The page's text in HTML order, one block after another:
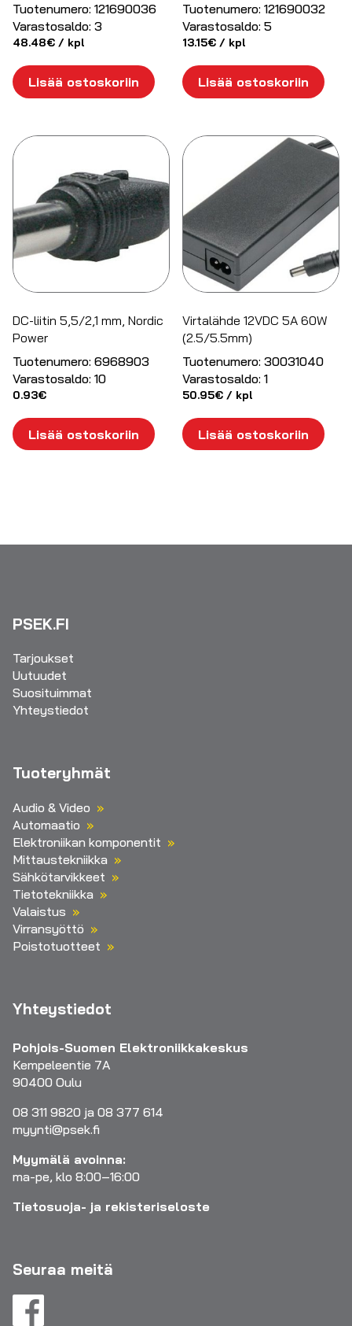
Tuotenumero: 121690036
Varastosaldo: 3
48.48€ / kpl
Lisää ostoskoriin
Tuotenumero: 121690032
Varastosaldo: 5
13.15€ / kpl
Lisää ostoskoriin
DC-liitin 5,5/2,1 mm, Nordic
Power
Tuotenumero: 6968903
Varastosaldo: 10
0.93€
Lisää ostoskoriin
Virtalähde 12VDC 5A 60W
(2.5/5.5mm)
Tuotenumero: 30031040
Varastosaldo: 1
50.95€ / kpl
Lisää ostoskoriin
PSEK.FI
Tarjoukset
Uutuudet
Suosituimmat
Yhteystiedot
Tuoteryhmät
Audio & Video
Automaatio
Elektroniikan komponentit
Mittaustekniikka
Sähkötarvikkeet
Tietotekniikka
Valaistus
Virransyöttö
Poistotuotteet
Yhteystiedot
Pohjois-Suomen Elektroniikkakeskus
Kempeleentie 7A
90400 Oulu
08 311 9820 ja 08 377 614
myynti@psek.fi
Myymälä avoinna:
ma-pe, klo 8:00–16:00
Tietosuoja- ja rekisteriseloste
Seuraa meitä